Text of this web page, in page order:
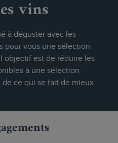
vins
à déguster avec les
pour vous une sélection
objectif est de réduire les
à une sélection
ce qui se fait de mieux